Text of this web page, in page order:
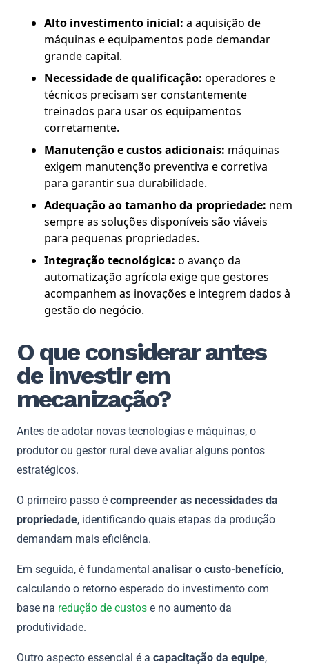
Alto investimento inicial: a aquisição de
máquinas e equipamentos pode demandar
grande capital.
Necessidade de qualificação: operadores e
técnicos precisam ser constantemente
treinados para usar os equipamentos
corretamente.
Manutenção e custos adicionais: máquinas
exigem manutenção preventiva e corretiva
para garantir sua durabilidade.
Adequação ao tamanho da propriedade: nem
sempre as soluções disponíveis são viáveis
para pequenas propriedades.
Integração tecnológica: o avanço da
automatização agrícola exige que gestores
acompanhem as inovações e integrem dados à
gestão do negócio.
O que considerar antes
de investir em
mecanização?
Antes de adotar novas tecnologias e máquinas, o
produtor ou gestor rural deve avaliar alguns pontos
estratégicos.
O primeiro passo é compreender as necessidades da
propriedade, identificando quais etapas da produção
demandam mais eficiência.
Em seguida, é fundamental analisar o custo-benefício,
calculando o retorno esperado do investimento com
base na redução de custos e no aumento da
produtividade.
Outro aspecto essencial é a capacitação da equipe,